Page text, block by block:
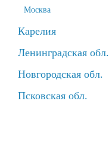
Москва
Карелия
Ленинградская обл.
Новгородская обл.
Псковская обл.